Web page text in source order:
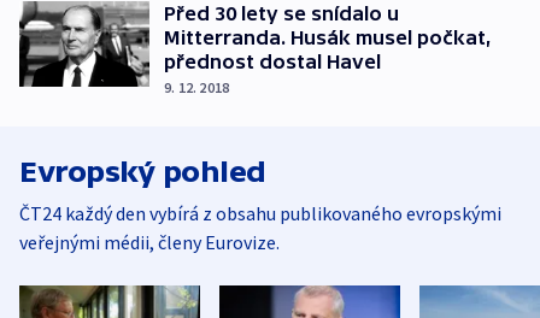
Před 30 lety se snídalo u
Mitterranda. Husák musel počkat,
přednost dostal Havel
9. 12. 2018
Evropský pohled
ČT24 každý den vybírá z obsahu publikovaného evropskými
veřejnými médii, členy Eurovize.